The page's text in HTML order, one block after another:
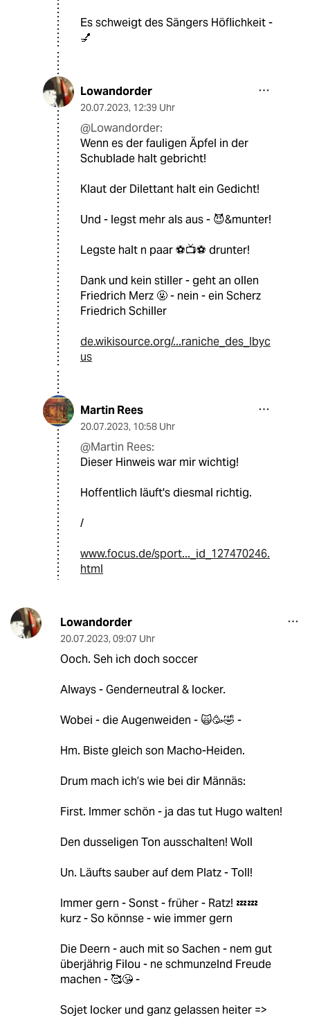
Es schweigt des Sängers Höflichkeit -
💅
Lowandorder
20.07.2023, 12:39 Uhr
@Lowandorder:
Wenn es der fauligen Äpfel in der
Schublade halt gebricht!
Klaut der Dilettant halt ein Gedicht!
Und - legst mehr als aus - 😈&munter!
Legste halt n paar ⚽️📺⚽️ drunter!
Dank und kein stiller - geht an ollen
Friedrich Merz 🤬 - nein - ein Scherz
Friedrich Schiller
de.wikisource.org/...raniche_des_Ibyc
us
Martin Rees
20.07.2023, 10:58 Uhr
@Martin Rees:
Dieser Hinweis war mir wichtig!
Hoffentlich läuft's diesmal richtig.
/
www.focus.de/sport..._id_127470246.
html
Lowandorder
20.07.2023, 09:07 Uhr
Ooch. Seh ich doch soccer
Always - Genderneutral & locker.
Wobei - die Augenweiden - 🙀🥳🤣 -
Hm. Biste gleich son Macho-Heiden.
Drum mach ich’s wie bei dir Männäs:
First. Immer schön - ja das tut Hugo walten!
Den dusseligen Ton ausschalten! Woll
Un. Läufts sauber auf dem Platz - Toll!
Immer gern - Sonst - früher - Ratz! 💤💤
kurz - So könnse - wie immer gern
Die Deern - auch mit so Sachen - nem gut
überjährig Filou - ne schmunzelnd Freude
machen - 🥰😘 -
Sojet locker und ganz gelassen heiter =>